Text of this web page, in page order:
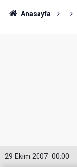
Anasayfa
00:00
29 Ekim 2007